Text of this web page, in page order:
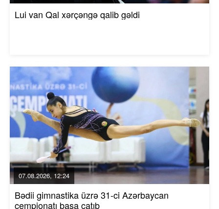
Lui van Qal xərçəngə qalib gəldi
07.08.2026, 12:24
Bədii gimnastika üzrə 31-ci Azərbaycan
çempionatı başa çatıb